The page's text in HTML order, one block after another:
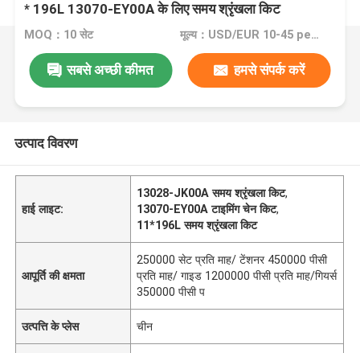
* 196L 13070-EY00A के लिए समय श्रृंखला किट
MOQ：10 सेट मूल्य：USD/EUR 10-45 per set
सबसे अच्छी कीमत हमसे संपर्क करें
उत्पाद विवरण
हाई लाइट:
13028-JK00A समय श्रृंखला किट,
13070-EY00A टाइमिंग चेन किट,
11*196L समय श्रृंखला किट
आपूर्ति की क्षमता
250000 सेट प्रति माह/ टेंशनर 450000 पीसी
प्रति माह/ गाइड 1200000 पीसी प्रति माह/गियर्स
350000 पीसी प
उत्पत्ति के प्लेस चीन